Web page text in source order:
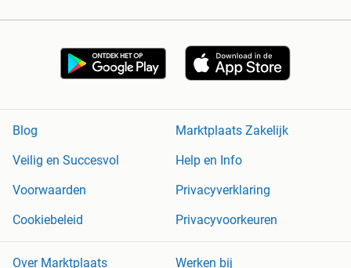
Blog
Marktplaats Zakelijk
Veilig en Succesvol
Help en Info
Voorwaarden
Privacyverklaring
Cookiebeleid
Privacyvoorkeuren
Over Marktplaats Werken bij